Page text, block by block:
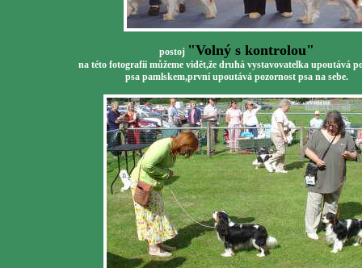
postoj "Volný s kontrolou"
na této fotografii můžeme vidět,že druhá vystavovatelka upoutává
psa pamlskem,první upoutává pozornost psa na sebe.